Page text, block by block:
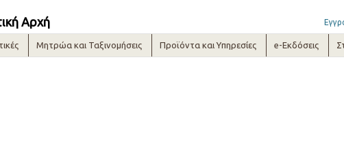
Αρχή
Μητρώα και Ταξινομήσεις Προϊόντα και Υπηρεσίες e-Εκδόσεις